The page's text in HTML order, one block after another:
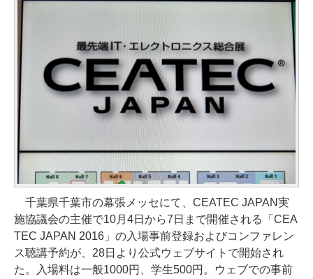
千葉県千葉市の幕張メッセにて、CEATEC JAPAN実
施協議会の主催で10月4日から7日まで開催される「CEA
TEC JAPAN 2016」の入場事前登録およびコンファレン
ス聴講予約が、28日より公式ウェブサイトで開始され
た。入場料は一般1000円、学生500円。ウェブでの事前